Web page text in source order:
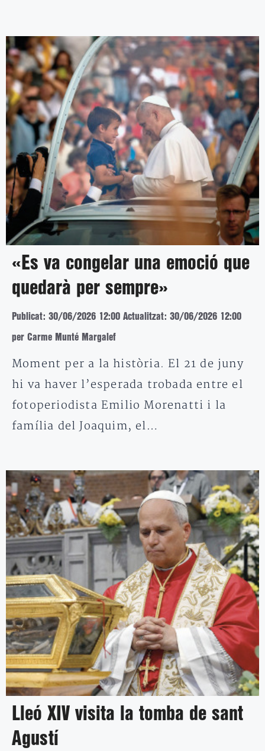
«Es va congelar una emoció que
quedarà per sempre»
Publicat: 30/06/2026 12:00 Actualitzat: 30/06/2026 12:00
per Carme Munté Margalef
Moment per a la història. El 21 de juny
hi va haver l’esperada trobada entre el
fotoperiodista Emilio Morenatti i la
família del Joaquim, el…
Lleó XIV visita la tomba de sant
Agustí